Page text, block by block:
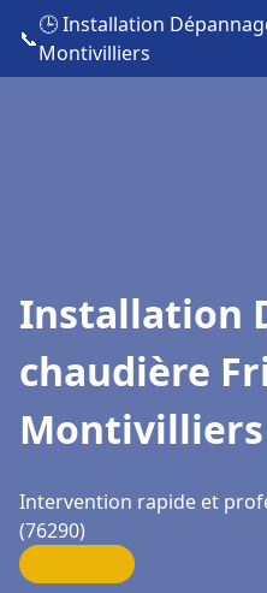
📞
🕒 Installation
Montivilliers
Installation
chaudière
Montivilliers
Intervention rapide et
(76290)